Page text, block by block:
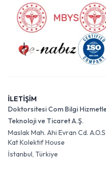
İLETİŞİM
Doktorsitesi Com Bilgi
Teknoloji ve Ticaret A.Ş.
Maslak Mah. Ahi Evran Cd.
Kat Kolektif House
İstanbul, Türkiye